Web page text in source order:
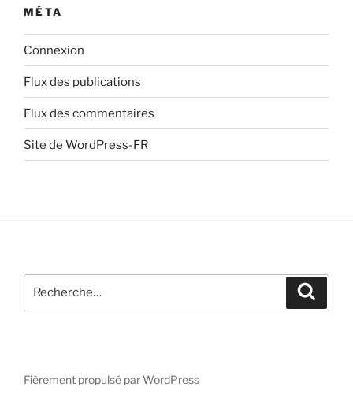
MÉTA
Connexion
Flux des publications
Flux des commentaires
Site de WordPress-FR
pour
Fièrement propulsé par WordPress